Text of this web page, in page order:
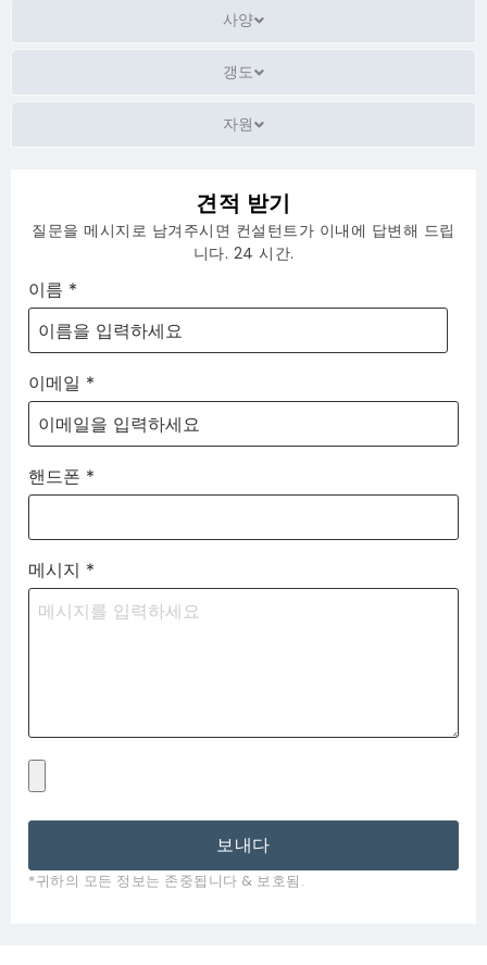
사양
갱도
자원
견적 받기
질문을 메시지로 남겨주시면 컨설턴트가 이내에 답변해 드립
니다. 24 시간.
이름 *
이메일 *
핸드폰 *
메시지 *
보내다
*귀하의 모든 정보는 존중됩니다 & 보호됨.